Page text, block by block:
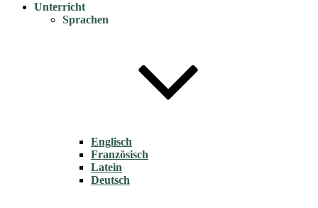
Unterricht
Sprachen
Englisch
Französisch
Latein
Deutsch